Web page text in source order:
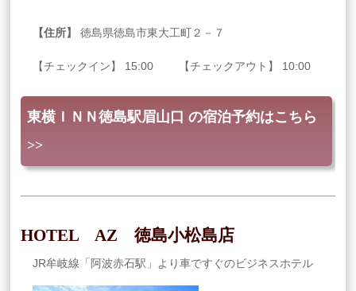
【住所】 徳島県徳島市東大工町２－７
【チェックイン】 15:00 【チェックアウト】 10:00
東横ＩＮＮ徳島駅眉山口 の宿泊予約はこちら
>>
HOTEL AZ 徳島小松島店
JR牟岐線「阿波赤石駅」より車ですぐのビジネスホテル